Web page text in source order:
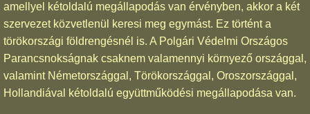
amellyel kétoldalú megállapodás van érvényben, akkor a két
szervezet közvetlenül keresi meg egymást. Ez történt a
törökországi földrengésnél is. A Polgári Védelmi Országos
Parancsnokságnak csaknem valamennyi környező országgal,
valamint Németországgal, Törökországgal, Oroszországgal,
Hollandiával kétoldalú együttműködési megállapodása van.